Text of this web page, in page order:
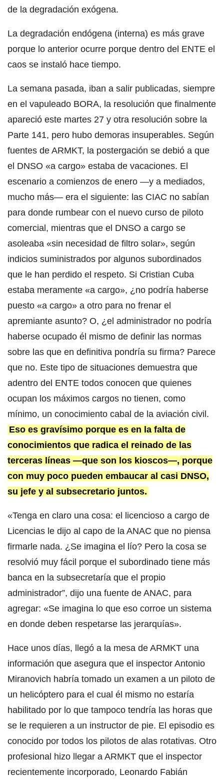
de la degradación exógena.
La degradación endógena (interna) es más grave
porque lo anterior ocurre porque dentro del ENTE el
caos se instaló hace tiempo.
La semana pasada, iban a salir publicadas, siempre
en el vapuleado BORA, la resolución que finalmente
apareció este martes 27 y otra resolución sobre la
Parte 141, pero hubo demoras insuperables. Según
fuentes de ARMKT, la postergación se debió a que
el DNSO «a cargo» estaba de vacaciones. El
escenario a comienzos de enero —y a mediados,
mucho más— era el siguiente: las CIAC no sabían
para donde rumbear con el nuevo curso de piloto
comercial, mientras que el DNSO a cargo se
asoleaba «sin necesidad de filtro solar», según
indicios suministrados por algunos subordinados
que le han perdido el respeto. Si Cristian Cuba
estaba meramente «a cargo», ¿no podría haberse
puesto «a cargo» a otro para no frenar el
apremiante asunto? O, ¿el administrador no podría
haberse ocupado él mismo de definir las normas
sobre las que en definitiva pondría su firma? Parece
que no. Este tipo de situaciones demuestra que
adentro del ENTE todos conocen que quienes
ocupan los máximos cargos no tienen, como
mínimo, un conocimiento cabal de la aviación civil.
Eso es gravísimo porque es en la falta de
conocimientos que radica el reinado de las
terceras líneas —que son los kioscos—, porque
con muy poco pueden embaucar al casi DNSO,
su jefe y al subsecretario juntos.
«Tenga en claro una cosa: el licencioso a cargo de
Licencias le dijo al capo de la ANAC que no piensa
firmarle nada. ¿Se imagina el lío? Pero la cosa se
resolvió muy fácil porque el subordinado tiene más
banca en la subsecretaría que el propio
administrador”, dijo una fuente de ANAC, para
agregar: «Se imagina lo que eso corroe un sistema
en donde deben respetarse las jerarquías».
Hace unos días, llegó a la mesa de ARMKT una
información que asegura que el inspector Antonio
Miranovich habría tomado un examen a un piloto de
un helicóptero para el cual él mismo no estaría
habilitado por lo que tampoco tendría las horas que
se le requieren a un instructor de pie. El episodio es
conocido por todos los pilotos de alas rotativas. Otro
profesional hizo llegar a ARMKT que el inspector
recientemente incorporado, Leonardo Fabián